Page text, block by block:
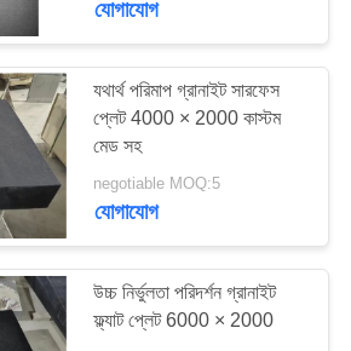
সরঞ্জাম
18
যোগাযোগ
যথার্থ পরিমাপ গ্রানাইট সারফেস
প্লেট 4000 × 2000 কাস্টম
মেড সহ
negotiable MOQ:5
যোগাযোগ
উচ্চ নির্ভুলতা পরিদর্শন গ্রানাইট
ফ্ল্যাট প্লেট 6000 × 2000